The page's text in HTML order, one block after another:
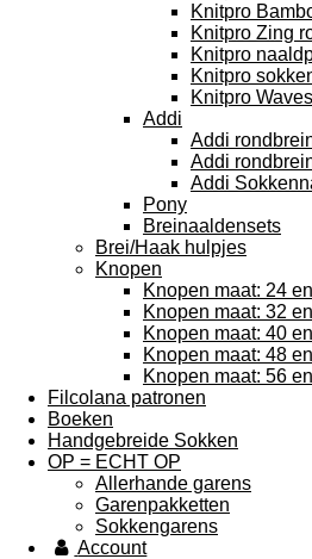
Knitpro
Knitpro Zing
Knitpro
Knitpro
Knitpro
Addi
Addi
Addi
Addi
Pony
Breinaaldensets
Brei/Haak hulpjes
Knopen
Knopen maat: 24
Knopen maat: 32
Knopen maat: 40
Knopen maat: 48
Knopen maat: 56
Filcolana patronen
Boeken
Handgebreide Sokken
OP = ECHT OP
Allerhande garens
Garenpakketten
Sokkengarens
Account